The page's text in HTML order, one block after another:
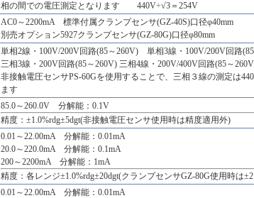
相の間での電圧測定となります 440V÷√3＝254V
AC0～2200mA 標準付属クランプセンサ(GZ-40S)口径φ40mm
別売オプション5927クランプセンサ(GZ-80G)口径φ80mm
単相2線・100V/200V回路(85～260V) 単相3線・100V/200V回路
三相3線・200V回路(85～260V) 三相4線・200V/400V回路(85～
非接触電圧センサPS-60Gを使用することで、三相３線の測定は
ます
85.0～260.0V 分解能：0.1V
精度：±1.0%rdg±5dgt(非接触電圧センサ使用時は精度適用外)
0.01～22.00mA 分解能：0.01mA
20.0～220.0mA 分解能：0.1mA
200～2200mA 分解能：1mA
精度：各レンジ±1.0%rdg±20dgt(クランプセンサGZ-80G使用時は
0.01～22.00mA 分解能：0.01mA